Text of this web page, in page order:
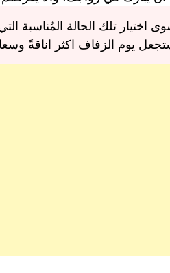
اختيار تلك الحالة
يوم الزفاف اكثر اناقةً